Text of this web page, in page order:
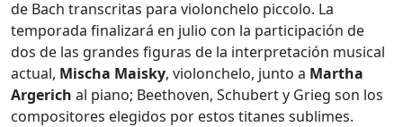
de Bach transcritas para violonchelo piccolo. La
temporada finalizará en julio con la participación de
dos de las grandes ﬁguras de la interpretación musical
actual, Mischa Maisky, violonchelo, junto a Martha
Argerich al piano; Beethoven, Schubert y Grieg son los
compositores elegidos por estos titanes sublimes.